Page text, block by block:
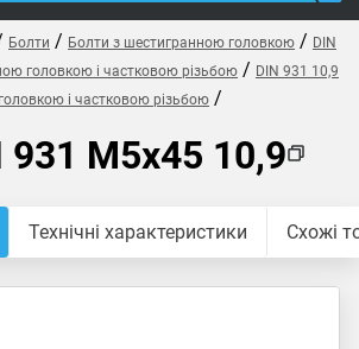
Болти / Болти з шестигранною головкою / DIN
головкою і частковою різьбою / DIN 931 10,9
і частковою різьбою /
931 M5x45 10,9
Технічні характеристики Схожі